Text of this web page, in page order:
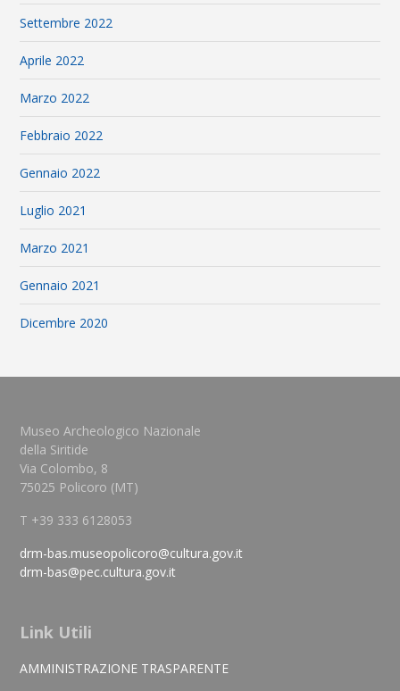
Settembre 2022
Aprile 2022
Marzo 2022
Febbraio 2022
Gennaio 2022
Luglio 2021
Marzo 2021
Gennaio 2021
Dicembre 2020
Museo Archeologico Nazionale
della Siritide
Via Colombo, 8
75025 Policoro (MT)
T +39 333 6128053
drm-bas.museopolicoro@cultura.gov.it
drm-bas@pec.cultura.gov.it
Link Utili
AMMINISTRAZIONE TRASPARENTE